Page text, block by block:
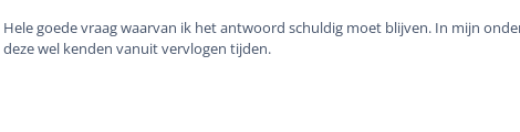
Hele goede vraag waarvan ik het antwoord schuldig moet blijven. In mijn
deze wel kenden vanuit vervlogen tijden.